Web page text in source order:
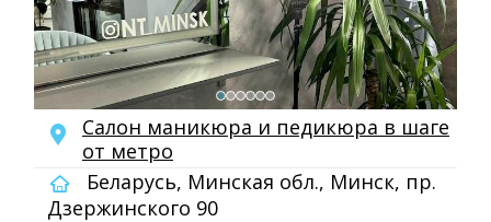
Салон маникюра и педикюра в шаге
от метро
Беларусь, Минская обл., Минск, пр.
Дзержинского 90